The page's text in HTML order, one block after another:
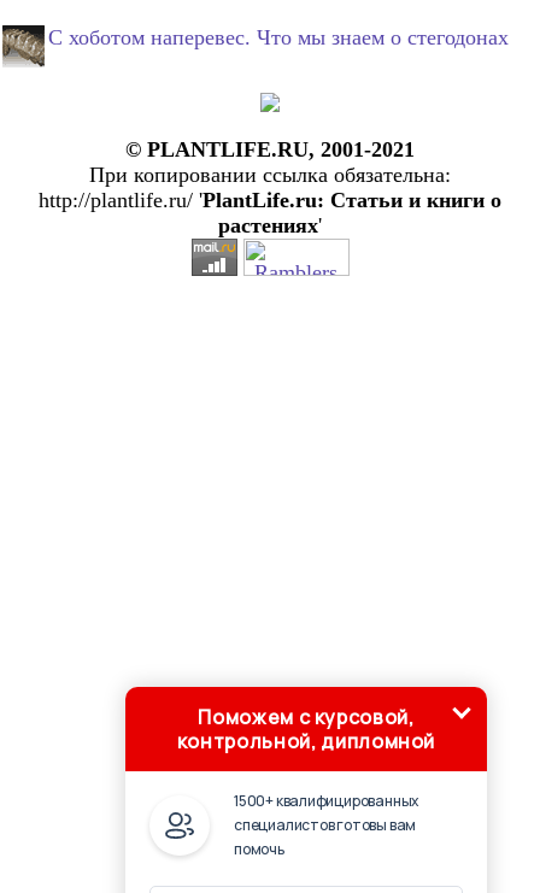
С хоботом наперевес. Что мы знаем о стегодонах
© PLANTLIFE.RU, 2001-2021
При копировании ссылка обязательна:
http://plantlife.ru/ 'PlantLife.ru: Статьи и книги о
растениях'
Поможем с курсовой,
контрольной, дипломной
1500+ квалифицированных
специалистов готовы вам
помочь